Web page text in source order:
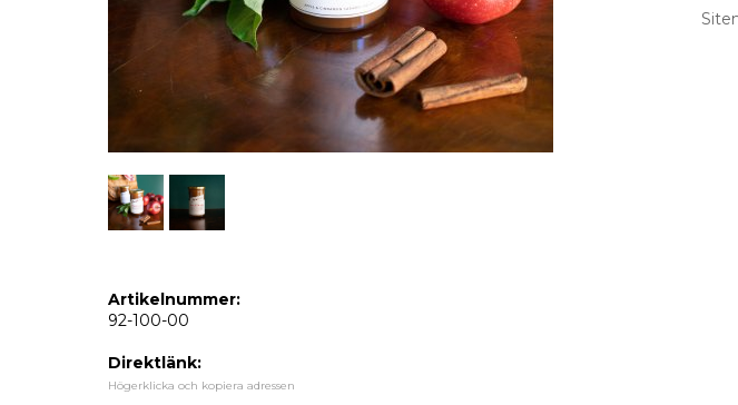
Artikelnummer:
92-100-00
Direktlänk:
Högerklicka och kopiera adressen